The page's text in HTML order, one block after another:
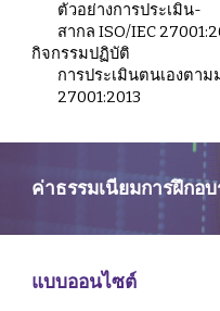
ตัวอย่างการประเมิน-
สากล ISO/IEC
กิจกรรมปฏิบัติ
การประเมินตนเอ
27001:2013
ค่าธรรมเนียมการฝึกอ
แบบออนไซต์